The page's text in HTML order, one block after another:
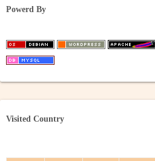
ブ
Powerd By
Visited Country